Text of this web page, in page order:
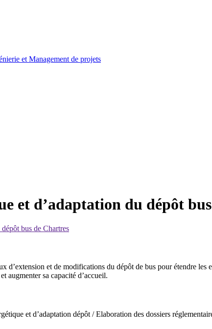
et d’adaptation du dépôt
bus de Chartres
d’extension et de modifications du dépôt de bus pour étendre
augmenter sa capacité d’accueil.
et d’adaptation dépôt / Elaboration des dossiers